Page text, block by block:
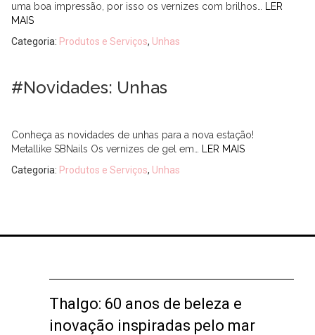
uma boa impressão, por isso os vernizes com brilhos…
LER
MAIS
Categoria: Produtos e Serviços, Unhas
#Novidades: Unhas
Conheça as novidades de unhas para a nova estação!
Metallike SBNails Os vernizes de gel em…
LER MAIS
Categoria: Produtos e Serviços, Unhas
Thalgo: 60 anos de beleza e
inovação inspiradas pelo mar